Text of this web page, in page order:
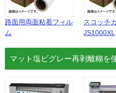
路面用両面粘着フィル
ム
スコッチ
JS1000XL
マット塩ビグレー再剥離糊を